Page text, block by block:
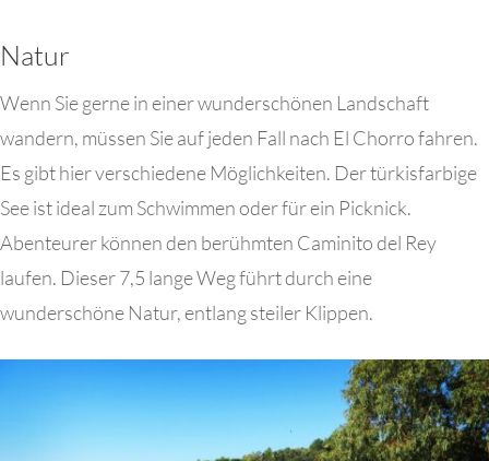
Natur
Wenn Sie gerne in einer wunderschönen Landschaft
wandern, müssen Sie auf jeden Fall nach El Chorro fahren.
Es gibt hier verschiedene Möglichkeiten. Der türkisfarbige
See ist ideal zum Schwimmen oder für ein Picknick.
Abenteurer können den berühmten Caminito del Rey
laufen. Dieser 7,5 lange Weg führt durch eine
wunderschöne Natur, entlang steiler Klippen.